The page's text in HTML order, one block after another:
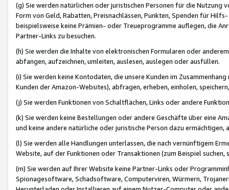
(g) Sie werden natürlichen oder juristischen Personen für die Nutzung
Form von Geld, Rabatten, Preisnachlässen, Punkten, Spenden für
beispielsweise keine Prämien- oder Treueprogramme auflegen, die
Partner-Links zu besuchen.
(h) Sie werden die Inhalte von elektronischen Formularen oder
abfangen, aufzeichnen, umleiten, auslesen, auslegen oder ausfüllen.
(i) Sie werden keine Kontodaten, die unsere Kunden im
Kunden der Amazon-Websites), abfragen, erheben, einholen,
(j) Sie werden Funktionen von Schaltflächen, Links oder andere
(k) Sie werden keine Bestellungen oder andere Geschäfte über eine
und keine andere natürliche oder juristische Person dazu
(l) Sie werden alle Handlungen unterlassen, die nach vernünftigem
Website, auf der Funktionen oder Transaktionen (zum Beispiel
(m) Sie werden auf Ihrer Website keine Partner-Links oder
Spionagesoftware, Schadsoftware, Computerviren, Würmern,